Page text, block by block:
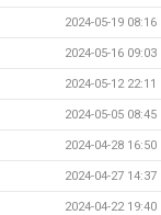
2024-05-19 08:16
2024-05-16 09:03
2024-05-12 22:11
2024-05-05 08:45
2024-04-28 16:50
2024-04-27 14:37
2024-04-22 19:40